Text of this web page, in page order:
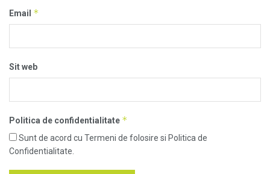
Email *
Sit web
Politica de confidentialitate *
Sunt de acord cu Termeni de folosire si Politica de
Confidentialitate.